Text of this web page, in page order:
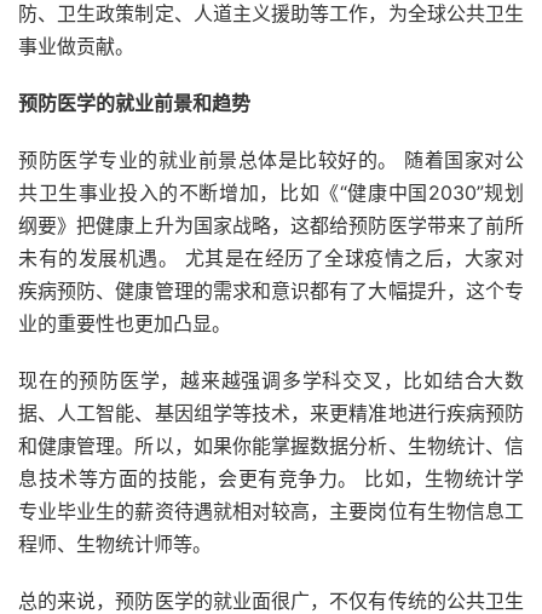
防、卫生政策制定、人道主义援助等工作，为全球公共卫生
事业做贡献。
预防医学的就业前景和趋势
预防医学专业的就业前景总体是比较好的。 随着国家对公
共卫生事业投入的不断增加，比如《“健康中国2030”规划
纲要》把健康上升为国家战略，这都给预防医学带来了前所
未有的发展机遇。 尤其是在经历了全球疫情之后，大家对
疾病预防、健康管理的需求和意识都有了大幅提升，这个专
业的重要性也更加凸显。
现在的预防医学，越来越强调多学科交叉，比如结合大数
据、人工智能、基因组学等技术，来更精准地进行疾病预防
和健康管理。所以，如果你能掌握数据分析、生物统计、信
息技术等方面的技能，会更有竞争力。 比如，生物统计学
专业毕业生的薪资待遇就相对较高，主要岗位有生物信息工
程师、生物统计师等。
总的来说，预防医学的就业面很广，不仅有传统的公共卫生